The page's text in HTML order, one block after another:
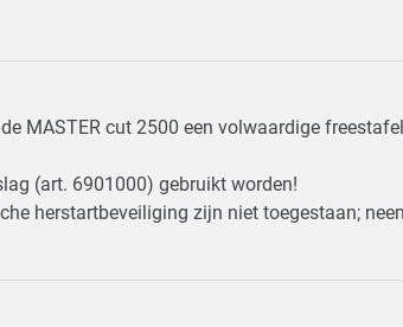
MASTER cut 2500 een volwaardige freestafel
(art. 6901000) gebruikt worden!
herstartbeveiliging zijn niet toegestaan;